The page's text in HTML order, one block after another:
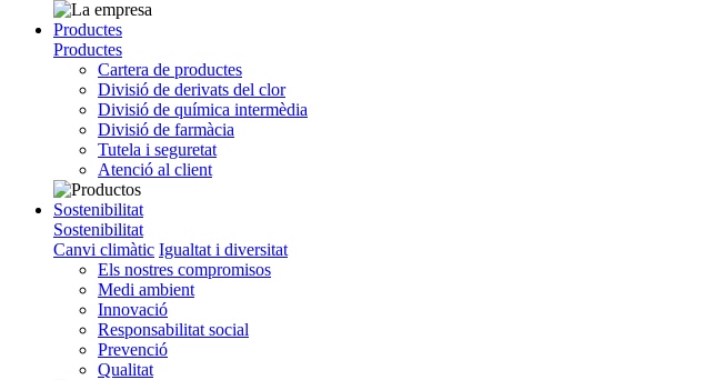
Productes
Productes
Cartera de productes
Divisió de derivats del clor
Divisió de química intermèdia
Divisió de farmàcia
Tutela i seguretat
Atenció al client
Sostenibilitat
Sostenibilitat
Canvi climàtic Igualtat i diversitat
Els nostres compromisos
Medi ambient
Innovació
Responsabilitat social
Prevenció
Qualitat